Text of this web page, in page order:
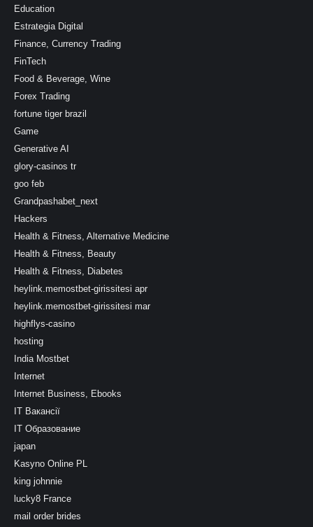
Education
Estrategia Digital
Finance, Currency Trading
FinTech
Food & Beverage, Wine
Forex Trading
fortune tiger brazil
Game
Generative AI
glory-casinos tr
goo feb
Grandpashabet_next
Hackers
Health & Fitness, Alternative Medicine
Health & Fitness, Beauty
Health & Fitness, Diabetes
heylink.memostbet-girissitesi apr
heylink.memostbet-girissitesi mar
highflys-casino
hosting
India Mostbet
Internet
Internet Business, Ebooks
IT Вакансії
IT Образование
japan
Kasyno Online PL
king johnnie
lucky8 France
mail order brides